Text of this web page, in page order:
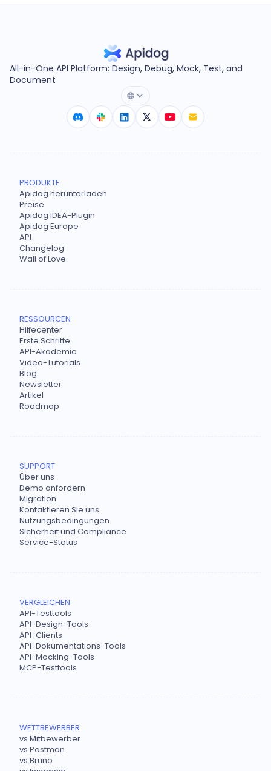
All-in-One API Platform: Design, Debug, Mock, Test, and
Document
PRODUKTE
Apidog herunterladen
Preise
Apidog IDEA-Plugin
Apidog Europe
API
Changelog
Wall of Love
RESSOURCEN
Hilfecenter
Erste Schritte
API-Akademie
Video-Tutorials
Blog
Newsletter
Artikel
Roadmap
SUPPORT
Über uns
Demo anfordern
Migration
Kontaktieren Sie uns
Nutzungsbedingungen
Sicherheit und Compliance
Service-Status
VERGLEICHEN
API-Testtools
API-Design-Tools
API-Clients
API-Dokumentations-Tools
API-Mocking-Tools
MCP-Testtools
WETTBEWERBER
vs Mitbewerber
vs Postman
vs Bruno